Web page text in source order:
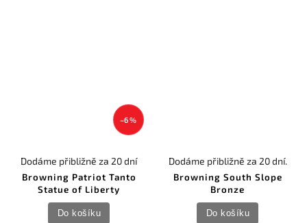
–6 %
Browning Patriot Tanto
Statue of Liberty
Dodáme přibližně za 20 dní
Do košíku
Browning South Slope
Bronze
Dodáme přibližně za 20 dní.
Do košíku